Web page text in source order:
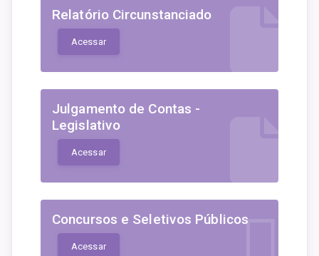
Relatório Circunstanciado
Acessar
Julgamento de Contas -
Legislativo
Acessar
Concursos e Seletivos Públicos
Acessar